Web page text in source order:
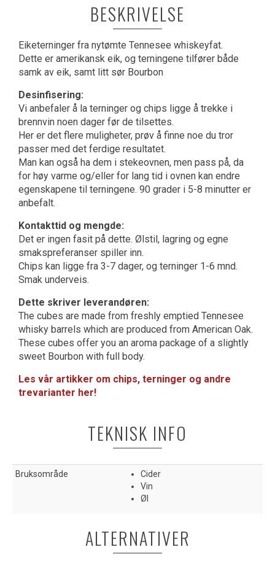
BESKRIVELSE
Eiketerninger fra nytømte Tennesee whiskeyfat.
Dette er amerikansk eik, og terningene tilfører både
samk av eik, samt litt sør Bourbon
Desinfisering:
Vi anbefaler å la terninger og chips ligge å trekke i
brennvin noen dager før de tilsettes.
Her er det flere muligheter, prøv å finne noe du tror
passer med det ferdige resultatet.
Man kan også ha dem i stekeovnen, men pass på, da
for høy varme og/eller for lang tid i ovnen kan endre
egenskapene til terningene. 90 grader i 5-8 minutter er
anbefalt.
Kontakttid og mengde:
Det er ingen fasit på dette. Ølstil, lagring og egne
smakspreferanser spiller inn.
Chips kan ligge fra 3-7 dager, og terninger 1-6 mnd.
Smak underveis.
Dette skriver leverandøren:
The cubes are made from freshly emptied Tennesee
whisky barrels which are produced from American Oak.
These cubes offer you an aroma package of a slightly
sweet Bourbon with full body.
Les vår artikker om chips, terninger og andre
trevarianter her!
TEKNISK INFO
Bruksområde
Cider
Vin
Øl
ALTERNATIVER